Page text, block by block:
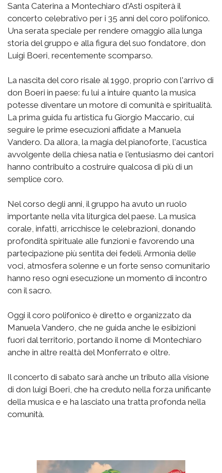
Santa Caterina a Montechiaro d'Asti ospiterà il
concerto celebrativo per i 35 anni del coro polifonico.
Una serata speciale per rendere omaggio alla lunga
storia del gruppo e alla figura del suo fondatore, don
Luigi Boeri, recentemente scomparso.
La nascita del coro risale al 1990, proprio con l'arrivo di
don Boeri in paese: fu lui a intuire quanto la musica
potesse diventare un motore di comunità e spiritualità.
La prima guida fu artistica fu Giorgio Maccario, cui
seguire le prime esecuzioni affidate a Manuela
Vandero. Da allora, la magia del pianoforte, l'acustica
avvolgente della chiesa natia e l'entusiasmo dei cantori
hanno contribuito a costruire qualcosa di più di un
semplice coro.
Nel corso degli anni, il gruppo ha avuto un ruolo
importante nella vita liturgica del paese. La musica
corale, infatti, arricchisce le celebrazioni, donando
profondità spirituale alle funzioni e favorendo una
partecipazione più sentita dei fedeli. Armonia delle
voci, atmosfera solenne e un forte senso comunitario
hanno reso ogni esecuzione un momento di incontro
con il sacro.
Oggi il coro polifonico è diretto e organizzato da
Manuela Vandero, che ne guida anche le esibizioni
fuori dal territorio, portando il nome di Montechiaro
anche in altre realtà del Monferrato e oltre.
Il concerto di sabato sarà anche un tributo alla visione
di don luigi Boeri, che ha creduto nella forza unificante
della musica e e ha lasciato una tratta profonda nella
comunità.